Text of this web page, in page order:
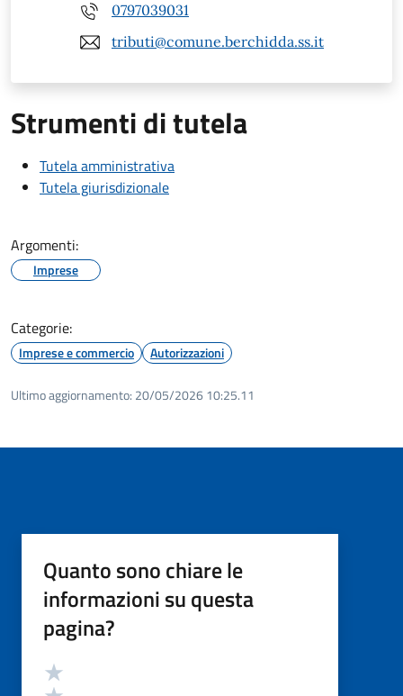
0797039031
tributi@comune.berchidda.ss.it
Strumenti di tutela
Tutela amministrativa
Tutela giurisdizionale
Argomenti:
Imprese
Categorie:
Imprese e commercio Autorizzazioni
Ultimo aggiornamento: 20/05/2026 10:25.11
Quanto sono chiare le
informazioni su questa
pagina?
Valutazione